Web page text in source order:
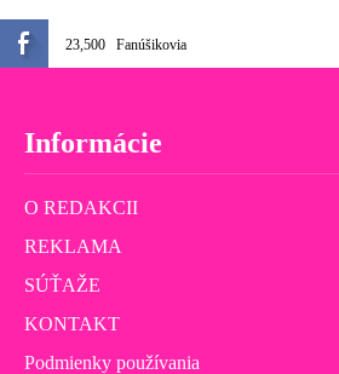
23,500 Fanúšikovia
Informácie
O REDAKCII
REKLAMA
SÚŤAŽE
KONTAKT
Podmienky používania